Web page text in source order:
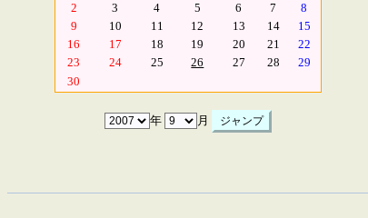
2
3 4 5 6 7
8
9
10 11 12 13 14
15
16
17 18 19 20 21
22
23
24 25 26 27 28
29
30
年 月